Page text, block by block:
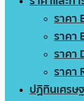
ราคา
ราคา
ราคา
ราคา
ปฏิทินเศรษ